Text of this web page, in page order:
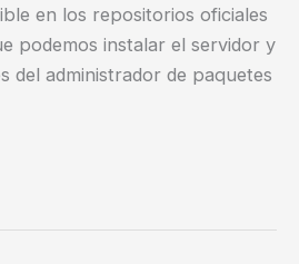
en los repositorios oficiales
podemos instalar el servidor y
del administrador de paquetes